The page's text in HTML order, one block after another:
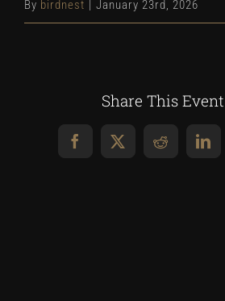
By birdnest January 23rd, 2026
Share This
Facebook
X Reddit